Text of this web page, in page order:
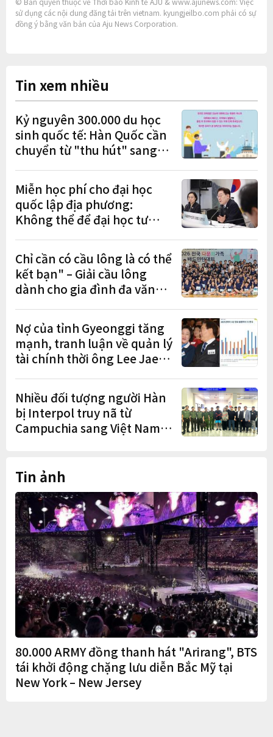
sử dụng các nội dung đăng tải trên vietnam. kyungjeilbo.com phải có sự
đồng ý bằng văn bản của Aju News Corporation.
Tin xem nhiều
Kỷ nguyên 300.000 du học
sinh quốc tế: Hàn Quốc cần
chuyển từ "thu hút" sang
cư"
Miễn học phí cho đại học
quốc lập địa phương:
Không thể để đại học tư
Chỉ cần có cầu lông là có thể
kết bạn" – Giải cầu lông
dành cho gia đình đa văn
Nợ của tỉnh Gyeonggi tăng
mạnh, tranh luận về quản lý
tài chính thời ông Lee Jae-
Nhiều đối tượng người Hàn
bị Interpol truy nã từ
Campuchia sang Việt Nam
Tin ảnh
80.000 ARMY đồng thanh hát "Arirang", BTS
tái khởi động chặng lưu diễn Bắc Mỹ tại
New York – New Jersey